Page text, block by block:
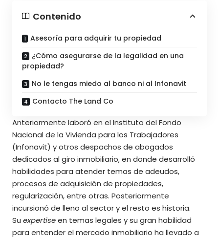
Contenido
Asesoría para adquirir tu propiedad
¿Cómo asegurarse de la legalidad en una
propiedad?
No le tengas miedo al banco ni al Infonavit
Contacto The Land Co
Anteriormente laboró en el Instituto del Fondo
Nacional de la Vivienda para los Trabajadores
(Infonavit) y otros despachos de abogados
dedicados al giro inmobiliario, en donde desarrolló
habilidades para atender temas de adeudos,
procesos de adquisición de propiedades,
regularización, entre otras. Posteriormente
incursionó de lleno al sector y el resto es historia.
Su expertiseen temas legales y su gran habilidad
para entender el mercado inmobiliario ha llevado a